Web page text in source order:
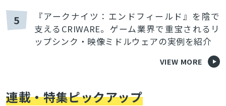
5
『アークナイツ：エンドフィールド』を陰で
支えるCRIWARE。ゲーム業界で重宝されるリ
ップシンク・映像ミドルウェアの実例を紹介
VIEW MORE
連載・特集ピックアップ